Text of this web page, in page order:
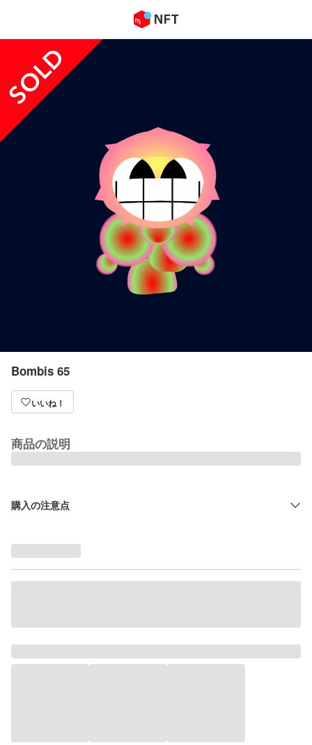
Bombis 65
いいね！
商品の説明
購入の注意点